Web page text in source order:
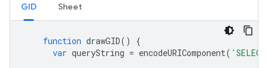
GID Sheet
function drawGID()
{
var queryString = encodeURIComponent(